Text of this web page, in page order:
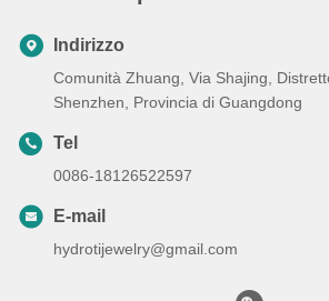
Indirizzo
Comunità Zhuang, Via Shajing,
Shenzhen, Provincia di Guangdong
Tel
0086-18126522597
E-mail
hydrotijewelry@gmail.com